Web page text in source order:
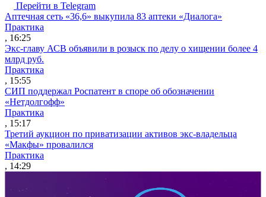
Перейти в Telegram
Аптечная сеть «36,6» выкупила 83 аптеки «Диалога»
Практика
, 16:25
Экс-главу АСВ объявили в розыск по делу о хищении более 4
млрд руб.
Практика
, 15:55
СИП поддержал Роспатент в споре об обозначении
«Нетдолгофф»
Практика
, 15:17
Третий аукцион по приватизации активов экс-владельца
«Макфы» провалился
Практика
, 14:29